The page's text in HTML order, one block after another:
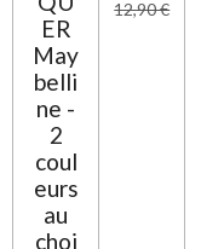
ER
May
belli
ne -
2
coul
eurs
au
choi
12,90 €